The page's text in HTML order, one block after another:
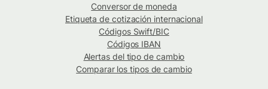
Conversor de moneda
Etiqueta de cotización internacional
Códigos Swift/BIC
Códigos IBAN
Alertas del tipo de cambio
Comparar los tipos de cambio